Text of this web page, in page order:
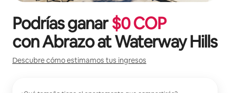
Podrías ganar$0COP
conAbrazo at Waterway Hills
Descubre cómo estimamos tus ingresos